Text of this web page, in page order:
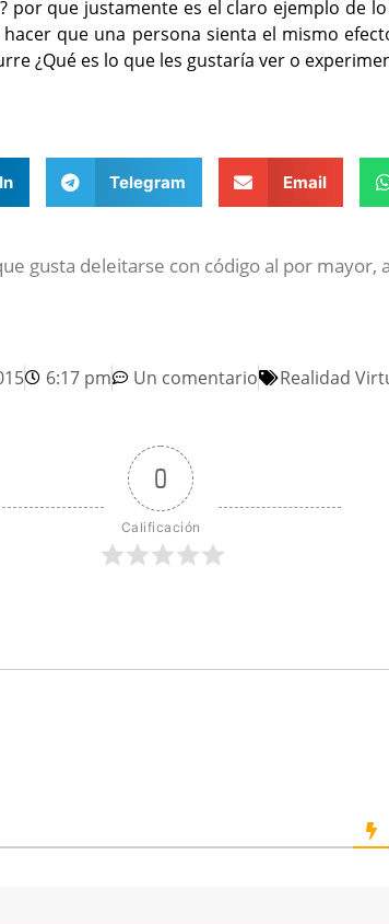
que justamente es el claro ejemplo de
que una persona sienta el mismo
¿Qué es lo que les gustaría ver o
Telegram Email
gusta deleitarse con código al por
6:17 pm Un comentario Realidad
0
Calificación